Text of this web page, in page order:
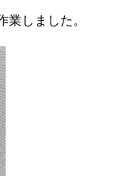
業しました。